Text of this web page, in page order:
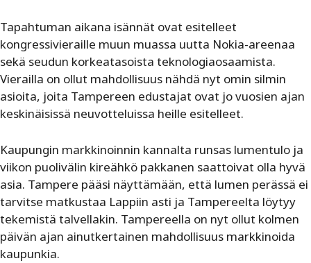
Tapahtuman aikana isännät ovat esitelleet
kongressivieraille muun muassa uutta Nokia-areenaa
sekä seudun korkeatasoista teknologiaosaamista.
Vierailla on ollut mahdollisuus nähdä nyt omin silmin
asioita, joita Tampereen edustajat ovat jo vuosien ajan
keskinäisissä neuvotteluissa heille esitelleet.
Kaupungin markkinoinnin kannalta runsas lumentulo ja
viikon puolivälin kireähkö pakkanen saattoivat olla hyvä
asia. Tampere pääsi näyttämään, että lumen perässä ei
tarvitse matkustaa Lappiin asti ja Tampereelta löytyy
tekemistä talvellakin. Tampereella on nyt ollut kolmen
päivän ajan ainutkertainen mahdollisuus markkinoida
kaupunkia.